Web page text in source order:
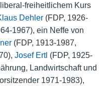
freiheitlichem Kurs
Dehler(FDP, 1926-
1967), ein Neffe von
(FDP, 1913-1987,
Josef Ertl (FDP, 1925-
Landwirtschaft und
1971-1983),